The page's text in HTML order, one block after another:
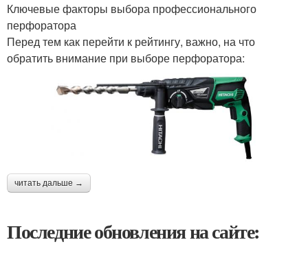
Ключевые факторы выбора профессионального
перфоратора
Перед тем как перейти к рейтингу, важно, на что
обратить внимание при выборе перфоратора:
читать дальше →
Последние обновления на сайте: